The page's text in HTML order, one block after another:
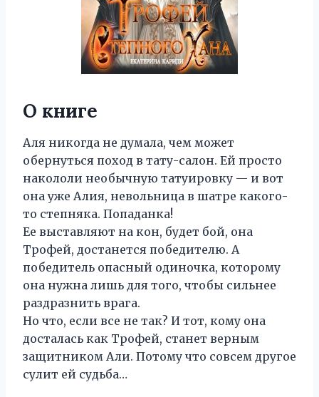
О книге
Аля никогда не думала, чем может
обернуться поход в тату-салон. Ей просто
накололи необычную татуировку — и вот
она уже Алия, невольница в шатре какого-
то степняка. Попаданка!
Ее выставляют на кон, будет бой, она
Трофей, достанется победителю. А
победитель опасный одиночка, которому
она нужна лишь для того, чтобы сильнее
раздразнить врага.
Но что, если все не так? И тот, кому она
досталась как Трофей, станет верным
защитником Али. Потому что совсем другое
сулит ей судьба…